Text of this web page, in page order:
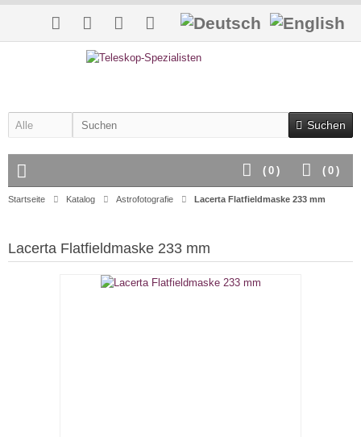
Suchen
( 0 )
( 0 )
Startseite Katalog Astrofotografie Lacerta Flatfieldmaske 233 mm
Lacerta Flatfieldmaske 233 mm